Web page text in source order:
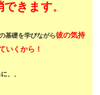
できます。
基礎を学びながら彼の気持
いくから！
、、